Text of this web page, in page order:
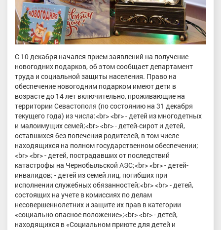
С 10 декабря начался прием заявлений на получение
новогодних подарков, об этом сообщает департамент
труда и социальной защиты населения. Право на
обеспечение новогодним подарком имеют дети в
возрасте до 14 лет включительно, проживающие на
территории Севастополя (по состоянию на 31 декабря
текущего года) из числа:<br> <br> - детей из многодетных
и малоимущих семей;<br> <br> - детей-сирот и детей,
оставшихся без попечения родителей, в том числе
находящихся на полном государственном обеспечении;
<br> <br> - детей, пострадавших от последствий
катастрофы на Чернобыльской АЭС;<br> <br> - детей-
инвалидов; - детей из семей лиц, погибших при
исполнении служебных обязанностей;<br> <br> - детей,
состоящих на учете в комиссиях по делам
несовершеннолетних и защите их прав в категории
«социально опасное положение»;<br> <br> - детей,
находящихся в «Социальном приюте для детей и